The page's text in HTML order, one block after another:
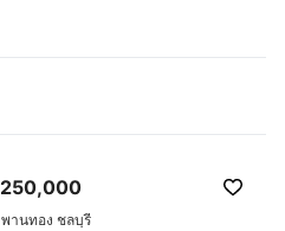
250,000
พานทอง ชลบุรี